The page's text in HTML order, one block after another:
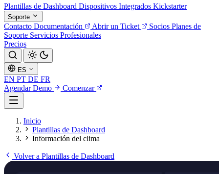
Plantillas de Dashboard Dispositivos Integrados Kickstarter
Soporte
Contacto Documentación Abrir un Ticket Socios Planes de
Soporte Servicios Profesionales
Precios
ES
EN PT DE FR
Agendar Demo
Comenzar
Inicio
Plantillas de Dashboard
Información del clima
Volver a Plantillas de Dashboard